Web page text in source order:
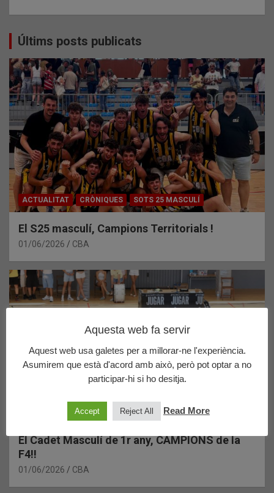
Últims posts publicats
ACTUALITAT CRÒNIQUES SOTS 25 MASCULÍ
El S25 masculí, Campions Territorials !
01/06/2026 CBA
CADET MASCULÍ CRÒNIQUES
El Cadet Masculí de 1r any, CAMPIONS de la
F4!!
01/06/2026 CBA
Aquesta web fa servir
Aquest web usa galetes per a millorar-ne l'experiència.
Asumirem que està d'acord amb això, però pot optar a no
participar-hi si ho desitja.
Accept Reject All Read More